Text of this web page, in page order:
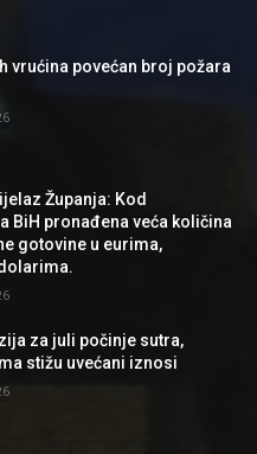
vrućina povećan broj požara
Županja: Kod
BiH pronađena veća količina
gotovine u eurima,
za juli počinje sutra,
stižu uvećani iznosi